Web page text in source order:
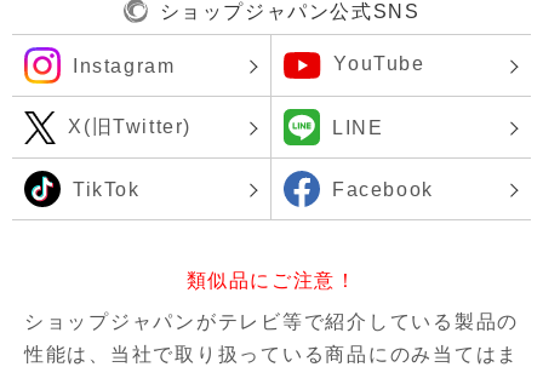
ショップジャパン公式SNS
Instagram YouTube
X(旧Twitter) LINE
TikTok Facebook
類似品にご注意！
ショップジャパンがテレビ等で紹介している製品の
性能は、当社で取り扱っている商品にのみ当てはま